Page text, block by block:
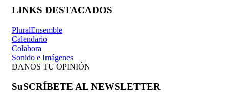
LINKS DESTACADOS
PluralEnsemble
Calendario
Colabora
Sonido e Imágenes
DANOS TU OPINIÓN
SuSCRÍBETE AL NEWSLETTER